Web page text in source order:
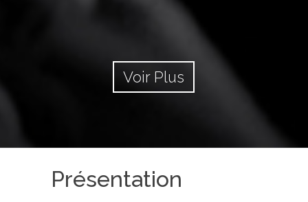
Voir Plus
Présentation